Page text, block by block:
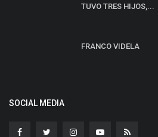
TUVO TRES HIJOS,...
FRANCO VIDELA
SOCIAL MEDIA